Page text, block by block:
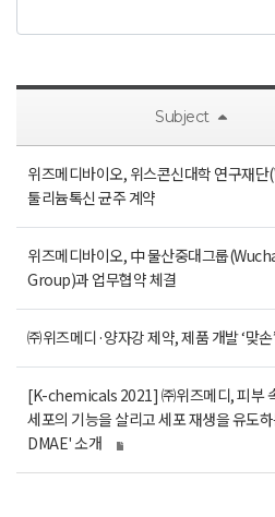
Subject
위즈메디바이오, 위스콘신대학 연구재단
툴리늄톡신 균주 계약
위즈메디바이오, 中 물산중대그룹
Group)과 업무협약 체결
㈜위즈메디·양자강 제약, 제품 개발 ‘맞손’
[K-chemicals 2021] ㈜위즈메디, 피부
세포의 기능을 살리고 세포 재생을 유도
DMAE' 소개